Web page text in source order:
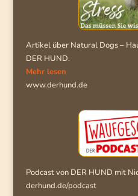
Artikel über Natural Dogs –
DER HUND.
Mehr lesen
www.derhund.de
Podcast von DER HUND mit
derhund.de/podcast